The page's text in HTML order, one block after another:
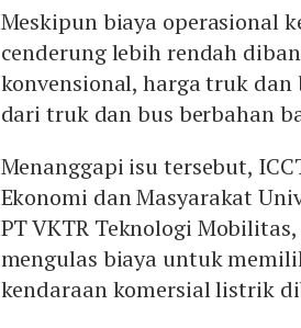
Meskipun biaya operasional
cenderung lebih rendah
konvensional, harga truk
dari truk dan bus berbahan
Menanggapi isu tersebut,
Ekonomi dan Masyarakat
PT VKTR Teknologi
mengulas biaya untuk
kendaraan komersial listrik